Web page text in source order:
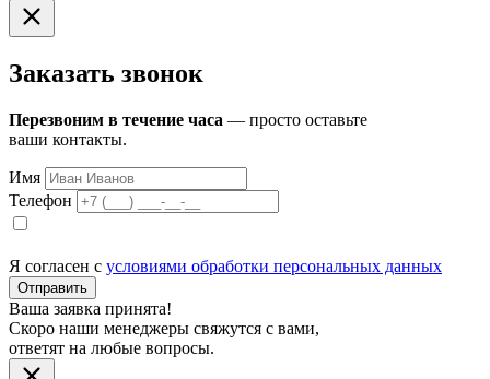
Заказать звонок
Перезвоним в течение часа — просто оставьте
ваши контакты.
Имя
Телефон
Я согласен с условиями обработки персональных данных
Отправить
Ваша заявка принята!
Скоро наши менеджеры свяжутся с вами,
ответят на любые вопросы.